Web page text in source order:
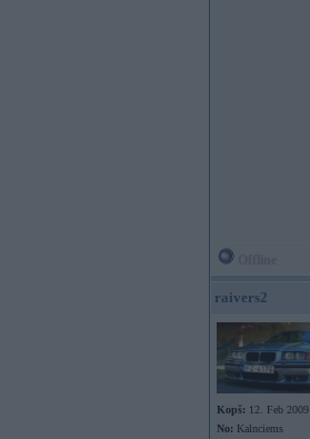
raivers2
Kopš: 12. Feb 2009
No: Kalnciems